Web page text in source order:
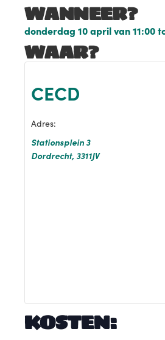
WANNEER?
donderdag 10 aprilvan11:00
WAAR?
CECD
Adres:
Stationsplein 3
Dordrecht, 3311JV
KOSTEN: